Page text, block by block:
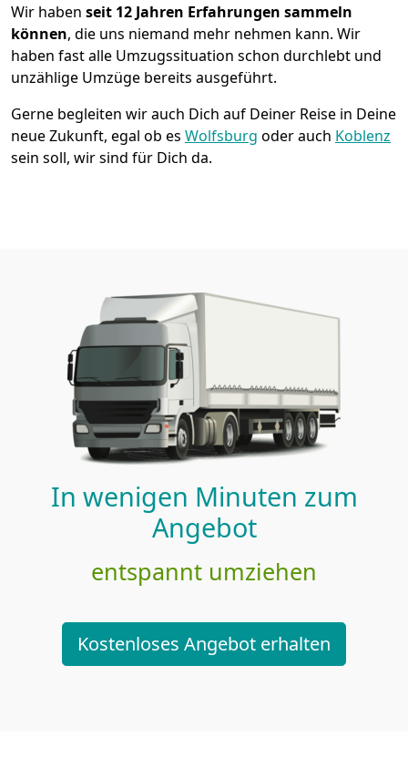
Wir haben seit 12 Jahren Erfahrungen sammeln
können, die uns niemand mehr nehmen kann. Wir
haben fast alle Umzugssituation schon durchlebt und
unzählige Umzüge bereits ausgeführt.
Gerne begleiten wir auch Dich auf Deiner Reise in Deine
neue Zukunft, egal ob es Wolfsburg oder auch Koblenz
sein soll, wir sind für Dich da.
In wenigen Minuten zum
Angebot
entspannt umziehen
Kostenloses Angebot erhalten